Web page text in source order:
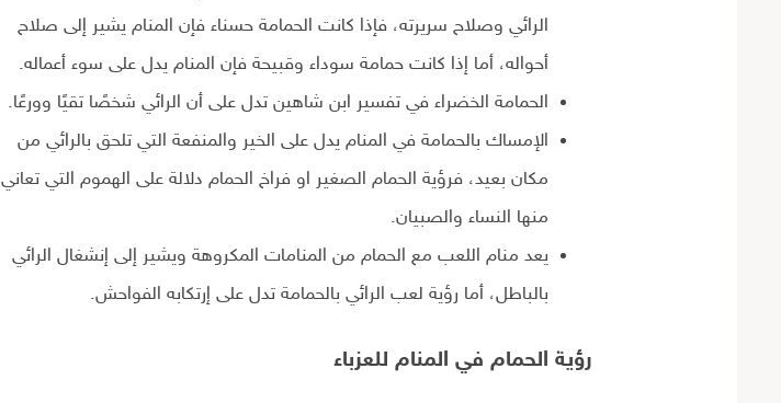
الرائي وصلاح سريرته، فإذا كانت الحمامة حسناء فإن المنام يشير إلى صلاح
أحواله، أما إذا كانت حمامة سوداء وقبيحة فإن المنام يدل على سوء أعماله.
الحمامة الخضراء في تفسير ابن شاهين تدل على أن الرائي شخصًا تقيًا وورعًا.
الإمساك بالحمامة في المنام يدل على الخير والمنفعة التي تلحق بالرائي من
مكان بعيد، فرؤية الحمام الصغير او فراخ الحمام دلالة على الهموم التي تعاني
منها النساء والصبيان.
يعد منام اللعب مع الحمام من المنامات المكروهة ويشير إلى إنشغال الرائي
بالباطل، أما رؤية لعب الرائي بالحمامة تدل على إرتكابه الفواحش.
رؤية الحمام في المنامللعزباء